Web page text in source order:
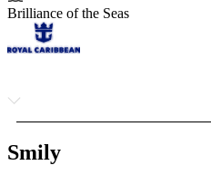
Brilliance of the Seas
Smily